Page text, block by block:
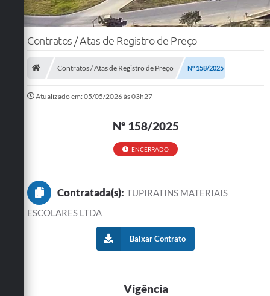
Contratos / Atas de Registro de Preço
Contratos / Atas de Registro de Preço Nº 158/2025
Atualizado em: 05/05/2026 às 03h27
Nº 158/2025
ENCERRADO
Contratada(s): TUPIRATINS MATERIAIS
ESCOLARES LTDA
Baixar Contrato
Vigência